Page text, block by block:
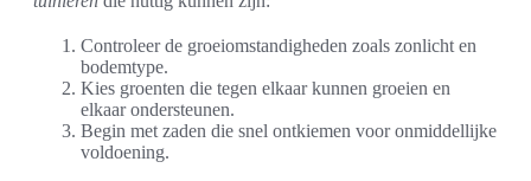
Controleer de groeiomstandigheden zoals zonlicht en
bodemtype.
Kies groenten die tegen elkaar kunnen groeien en
elkaar ondersteunen.
Begin met zaden die snel ontkiemen voor onmiddellijke
voldoening.